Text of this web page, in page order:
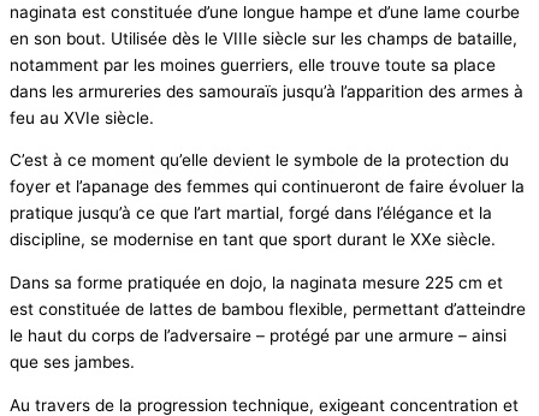
naginata est constituée d’une longue hampe et d’une lame courbe
en son bout. Utilisée dès le VIIIe siècle sur les champs de bataille,
notamment par les moines guerriers, elle trouve toute sa place
dans les armureries des samouraïs jusqu’à l’apparition des armes à
feu au XVIe siècle.
C’est à ce moment qu’elle devient le symbole de la protection du
foyer et l’apanage des femmes qui continueront de faire évoluer la
pratique jusqu’à ce que l’art martial, forgé dans l’élégance et la
discipline, se modernise en tant que sport durant le XXe siècle.
Dans sa forme pratiquée en dojo, la naginata mesure 225 cm et
est constituée de lattes de bambou flexible, permettant d’atteindre
le haut du corps de l’adversaire – protégé par une armure – ainsi
que ses jambes.
Au travers de la progression technique, exigeant concentration et